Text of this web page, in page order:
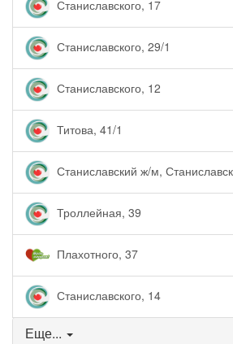
Станиславского, 17
Станиславского, 29/1
Станиславского, 12
Титова, 41/1
Станиславский ж/м,
Троллейная, 39
Плахотного, 37
Станиславского, 14
Еще...